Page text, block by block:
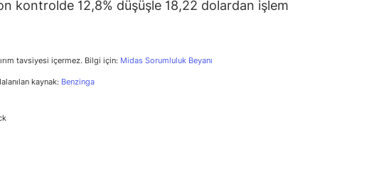
kontrolde 12,8% düşüşle 18,22 dolardan işlem
tavsiyesi içermez. Bilgi için: Midas Sorumluluk Beyanı
kaynak: Benzinga